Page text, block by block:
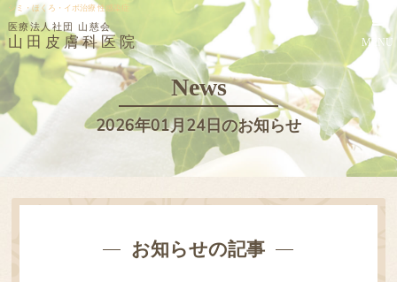
シミ・ほくろ・イボ治療 性感染症
医療法人社団 山慈会
山田皮膚科医院 MENU
News
2026年01月24日のお知らせ
お知らせの記事